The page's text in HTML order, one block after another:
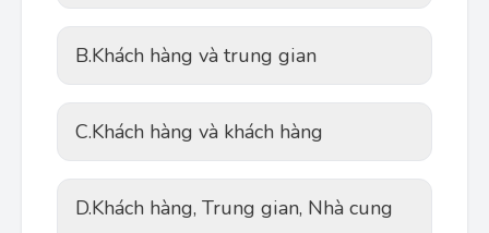
B.Khách hàng và trung gian
C.Khách hàng và khách hàng
D.Khách hàng, Trung gian, Nhà cung